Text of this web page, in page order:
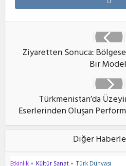
Ziyaretten Sonuca:
Bir
Türkmenistan’da
Eserlerinden Oluşan
Diğer
Etkinlik • Kültür Sanat • Türk Dünyası